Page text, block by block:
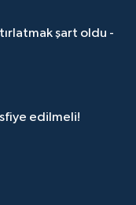
şart oldu -
edilmeli!